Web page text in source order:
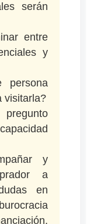
serán
entre
y
visitarla?
y
a
en